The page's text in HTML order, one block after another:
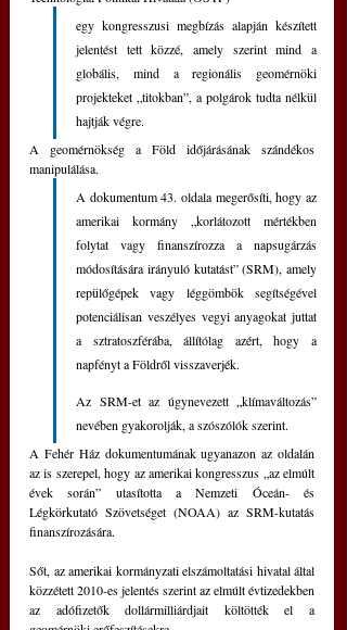
egy kongresszusi megbízás alapján készített
jelentést tett közzé, amely szerint mind a
globális, mind a regionális geomérnöki
projekteket „titokban”, a polgárok tudta nélkül
hajtják végre.
A geomérnökség a Föld időjárásának szándékos
manipulálása.
A dokumentum 43. oldala megerősíti, hogy az
amerikai kormány „korlátozott mértékben
folytat vagy finanszírozza a napsugárzás
módosítására irányuló kutatást” (SRM), amely
repülőgépek vagy léggömbök segítségével
potenciálisan veszélyes vegyi anyagokat juttat
a sztratoszférába, állítólag azért, hogy a
napfényt a Földről visszaverjék.
Az SRM-et az úgynevezett „klímaváltozás”
nevében gyakorolják, a szószólók szerint.
A Fehér Ház dokumentumának ugyanazon az oldalán
az is szerepel, hogy az amerikai kongresszus „az elmúlt
évek során” utasította a Nemzeti Óceán- és
Légkörkutató Szövetséget (NOAA) az SRM-kutatás
finanszírozására.
Sőt, az amerikai kormányzati elszámoltatási hivatal által
közzétett 2010-es jelentés szerint az elmúlt évtizedekben
az adófizetők dollármilliárdjait költötték el a